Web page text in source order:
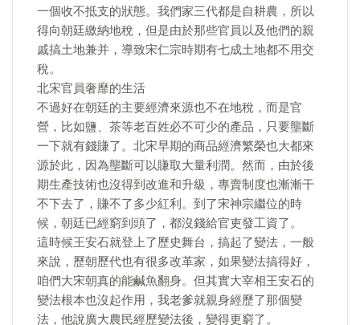
一個收不抵支的狀態。我們家三代都是自耕農，所以
得向朝廷繳納地稅，但是由於那些官員以及他們的親
戚搞土地兼并，導致宋仁宗時期有七成土地都不用交
稅。
北宋官員奢靡的生活
不過好在朝廷的主要經濟來源也不在地稅，而是官
營，比如鹽、茶等老百姓必不可少的產品，只要壟斷
一下就有錢賺了。北宋早期的商品經濟繁榮也大都來
源於此，因為壟斷可以賺取大量利潤。然而，由於後
期生產技術也沒得到改進和升級，專賣制度也漸漸干
不下去了，賺不了多少紅利。到了宋神宗繼位的時
候，朝廷已經窮到頭了，都沒錢給官吏發工資了。
這時候王安石就登上了歷史舞台，搞起了變法，一般
來說，歷朝歷代也有很多改革家，如果變法搞得好，
咱們大宋朝真的能鹹魚翻身。但其實大宰相王安石的
變法根本也沒起作用，我老爹就親身經歷了那個變
法，他說廣大農民經歷變法後，變得更窮了。